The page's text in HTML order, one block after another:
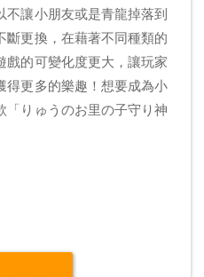
讓小朋友或是青龍掉落到
斷更換，在藉著不同種類的
戲的可變化度更大，讓玩家
得更多的樂趣！想要成為小
「りゅうのお里の子守り神